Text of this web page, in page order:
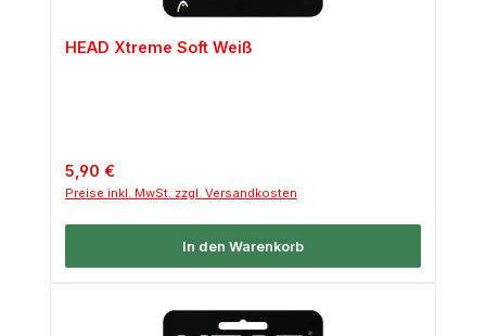
HEAD Xtreme Soft Weiß
Regulärer Preis:
5,90 €
Preise inkl. MwSt. zzgl. Versandkosten
In den Warenkorb